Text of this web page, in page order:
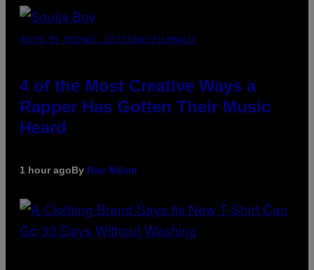
PHOTO BY MICHAEL LOCCISANO/FILMMAGIC
4 of the Most Creative Ways a
Rapper Has Gotten Their Music
Heard
1 hour agoBy Dan Milam